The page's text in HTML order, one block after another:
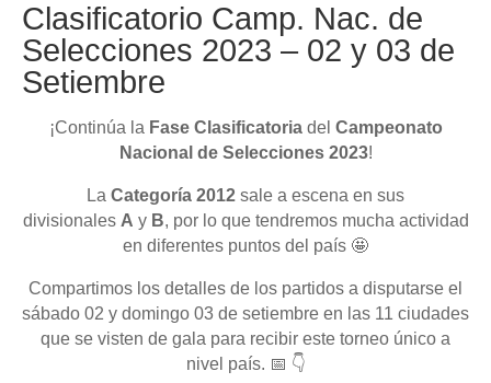
Clasificatorio Camp. Nac. de
Selecciones 2023 – 02 y 03 de
Setiembre
¡Continúa la Fase Clasificatoriadel Campeonato
Nacional de Selecciones 2023!
La Categoría 2012 sale a escena en sus
divisionales A y B, por lo que tendremos mucha actividad
en diferentes puntos del país 🤩
Compartimos los detalles de los partidos a disputarse el
sábado 02 y domingo 03 de setiembre en las 11 ciudades
que se visten de gala para recibir este torneo único a
nivel país. 📅 👇